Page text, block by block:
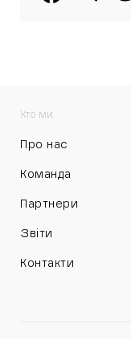
Хто ми
Про нас
Команда
Партнери
Звіти
Контакти